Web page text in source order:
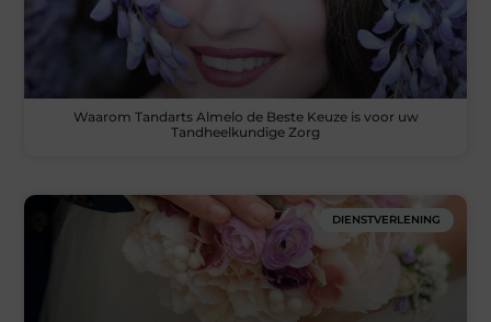
Waarom Tandarts Almelo de Beste Keuze is voor uw
Tandheelkundige Zorg
DIENSTVERLENING